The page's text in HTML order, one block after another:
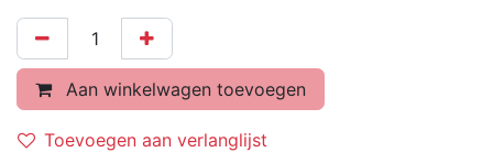
Aan winkelwagen toevoegen
Toevoegen aan verlanglijst